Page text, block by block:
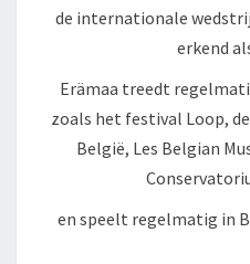
de internationale
erkend
Erämaa treedt
zoals het festival Loop,
België, Les Belgian
en speelt regelmatig in